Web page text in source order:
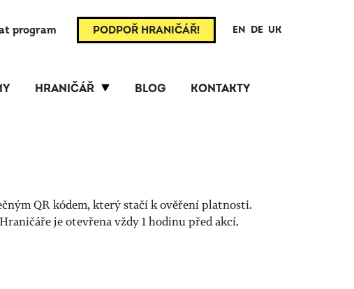
program PODPOŘ HRANIČÁŘ! EN DE UK
HRANIČÁŘ BLOG KONTAKTY
QR kódem, který stačí k ověření platnosti.
je otevřena vždy 1 hodinu před akcí.